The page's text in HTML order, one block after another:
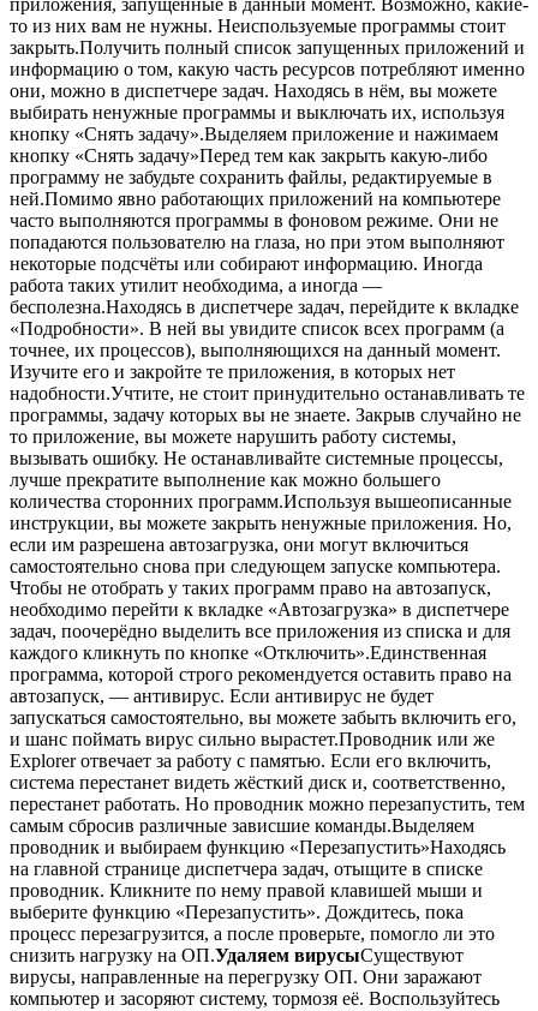
приложения, запущенные в данный момент. Возможно, какие-
то из них вам не нужны. Неиспользуемые программы стоит
закрыть.Получить полный список запущенных приложений и
информацию о том, какую часть ресурсов потребляют именно
они, можно в диспетчере задач. Находясь в нём, вы можете
выбирать ненужные программы и выключать их, используя
кнопку «Снять задачу».Выделяем приложение и нажимаем
кнопку «Снять задачу»Перед тем как закрыть какую-либо
программу не забудьте сохранить файлы, редактируемые в
ней.Помимо явно работающих приложений на компьютере
часто выполняются программы в фоновом режиме. Они не
попадаются пользователю на глаза, но при этом выполняют
некоторые подсчёты или собирают информацию. Иногда
работа таких утилит необходима, а иногда —
бесполезна.Находясь в диспетчере задач, перейдите к вкладке
«Подробности». В ней вы увидите список всех программ (а
точнее, их процессов), выполняющихся на данный момент.
Изучите его и закройте те приложения, в которых нет
надобности.Учтите, не стоит принудительно останавливать те
программы, задачу которых вы не знаете. Закрыв случайно не
то приложение, вы можете нарушить работу системы,
вызывать ошибку. Не останавливайте системные процессы,
лучше прекратите выполнение как можно большего
количества сторонних программ.Используя вышеописанные
инструкции, вы можете закрыть ненужные приложения. Но,
если им разрешена автозагрузка, они могут включиться
самостоятельно снова при следующем запуске компьютера.
Чтобы не отобрать у таких программ право на автозапуск,
необходимо перейти к вкладке «Автозагрузка» в диспетчере
задач, поочерёдно выделить все приложения из списка и для
каждого кликнуть по кнопке «Отключить».Единственная
программа, которой строго рекомендуется оставить право на
автозапуск, — антивирус. Если антивирус не будет
запускаться самостоятельно, вы можете забыть включить его,
и шанс поймать вирус сильно вырастет.Проводник или же
Explorer отвечает за работу с памятью. Если его включить,
система перестанет видеть жёсткий диск и, соответственно,
перестанет работать. Но проводник можно перезапустить, тем
самым сбросив различные зависшие команды.Выделяем
проводник и выбираем функцию «Перезапустить»Находясь
на главной странице диспетчера задач, отыщите в списке
проводник. Кликните по нему правой клавишей мыши и
выберите функцию «Перезапустить». Дождитесь, пока
процесс перезагрузится, а после проверьте, помогло ли это
снизить нагрузку на ОП.Удаляем вирусыСуществуют
вирусы, направленные на перегрузку ОП. Они заражают
компьютер и засоряют систему, тормозя её. Воспользуйтесь